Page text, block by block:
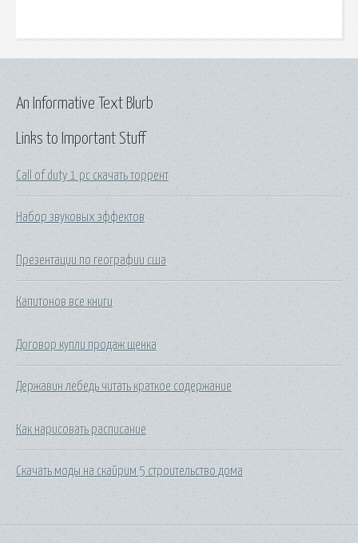
Links to Important Stuff
Call of duty 1 pc скачать торрент
Набор звуковых эффектов
Презентации по географии сша
Капитонов все книги
Договор купли продаж щенка
Державин лебедь читать краткое содержание
Как нарисовать расписание
Скачать моды на скайрим 5 строительство дома
An Informative Text Blurb